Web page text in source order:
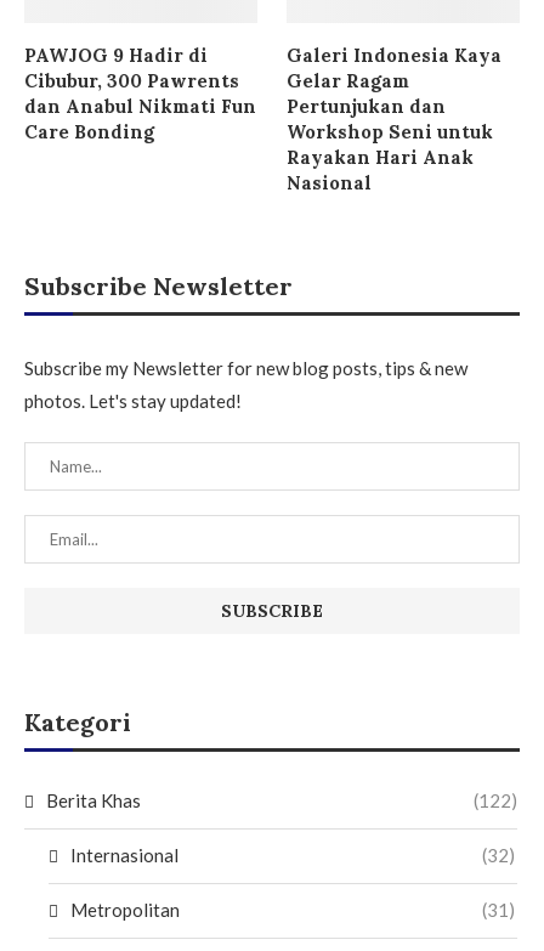
PAWJOG 9 Hadir di
Cibubur, 300 Pawrents
dan Anabul Nikmati Fun
Care Bonding
Galeri Indonesia Kaya
Gelar Ragam
Pertunjukan dan
Workshop Seni untuk
Rayakan Hari Anak
Nasional
Subscribe Newsletter
Subscribe my Newsletter for new blog posts, tips & new
photos. Let's stay updated!
Kategori
Berita Khas (122)
Internasional (32)
Metropolitan (31)